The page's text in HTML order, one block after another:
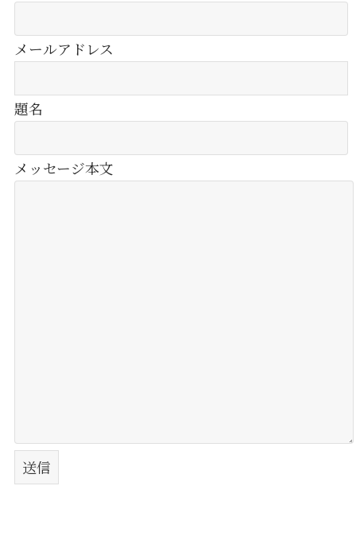
メールアドレス
題名
メッセージ本文